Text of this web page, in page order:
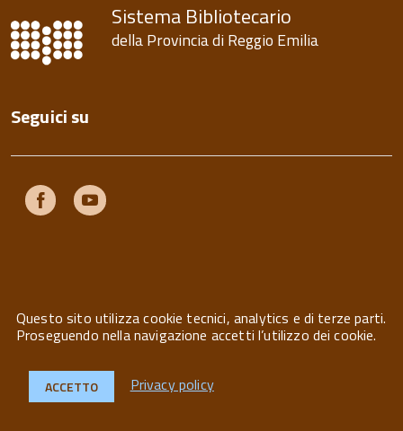
Questo sito utilizza cookie tecnici, analytics e di terze parti.
Proseguendo nella navigazione accetti l’utilizzo dei cookie.
ACCETTO Privacy policy
Sistema Bibliotecario
della Provincia di Reggio Emilia
Seguici su
Facebook
Privacy Note legali Contatti